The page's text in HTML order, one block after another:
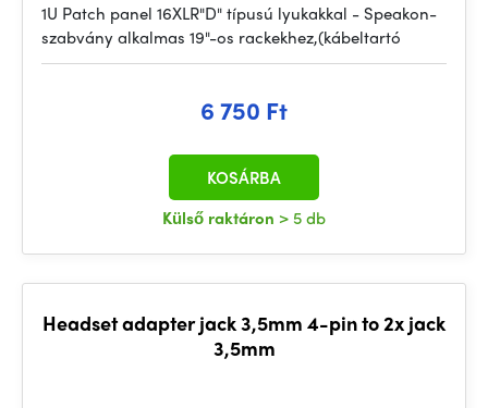
1U Patch panel 16XLR"D" típusú lyukakkal - Speakon-
szabvány alkalmas 19"-os rackekhez,(kábeltartó
6 750 Ft
Külső raktáron > 5 db
KOSÁRBA
Headset adapter jack 3,5mm 4-pin to 2x jack
3,5mm